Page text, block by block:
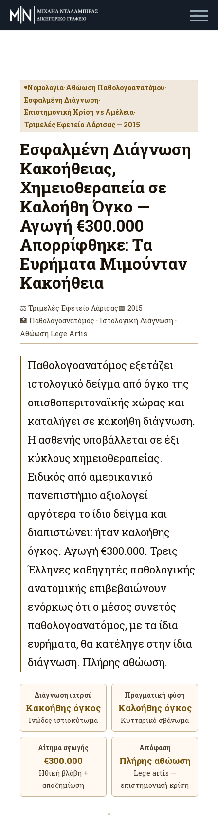
Primary Menu
Νομολογία·Αθώωση Παθολογοανατόμου·
Εσφαλμένη Διάγνωση·
Επιστημονική Κρίση vs Αμέλεια·
Τριμελές Εφετείο Λάρισας — 2015
Εσφαλμένη Διάγνωση
Κακοήθειας,
Χημειοθεραπεία σε
Καλοήθη Όγκο —
Αγωγή €300.000
Απορρίφθηκε: Τα
Ευρήματα Μιμούνταν
Κακοήθεια
⚖ Τριμελές Εφετείο Λάρισας📅 2015
🏥 Παθολογοανατόμος · Ιστολογική Διάγνωση ·
Αθώωση Lege Artis
Παθολογοανατόμος εξετάζει
ιστολογικό δείγμα από όγκο της
οπισθοπεριτοναϊκής χώρας και
καταλήγει σε κακοήθη διάγνωση.
Η ασθενής υποβάλλεται σε έξι
κύκλους χημειοθεραπείας.
Ειδικός από αμερικανικό
πανεπιστήμιο αξιολογεί
αργότερα το ίδιο δείγμα και
διαπιστώνει: ήταν καλοήθης
όγκος. Αγωγή €300.000. Τρεις
Έλληνες καθηγητές παθολογικής
ανατομικής επιβεβαιώνουν
ενόρκως ότι ο μέσος συνετός
παθολογοανατόμος, με τα ίδια
ευρήματα, θα κατέληγε στην ίδια
διάγνωση. Πλήρης αθώωση.
Διάγνωση ιατρού
Κακοήθης όγκος
Ινώδες ιστιοκύτωμα
Πραγματική φύση
Καλοήθης όγκος
Κυτταρικό σβάνωμα
Αίτημα αγωγής
€300.000
Ηθική βλάβη +
αποζημίωση
Απόφαση
Πλήρης αθώωση
Lege artis —
επιστημονική κρίση
— ✦ —